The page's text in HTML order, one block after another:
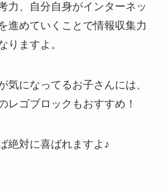
力、自分自身がインターネッ
進めていくことで情報収集力
りますよ。
気になってるお子さんには、
レゴブロックもおすすめ！
絶対に喜ばれますよ♪